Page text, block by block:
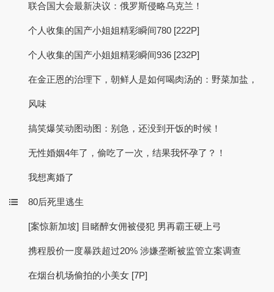
联合国大会最新决议：俄罗斯侵略乌克兰！
个人收集的国产小姐姐精彩瞬间780 [222P]
个人收集的国产小姐姐精彩瞬间936 [232P]
在金正恩的治理下，朝鲜人是如何喝肉汤的：野菜加盐，
风味
搞笑爆笑动图动图：别急，还没到开饭的时候！
无性婚姻4年了，偷吃了一次，结果我怀孕了？！
我想离婚了
80后死里逃生
[案惊新加坡] 目睹醉女佣被侵犯 男再霸王硬上弓
携程股价一度暴跌超过20% 涉嫌垄断被监管立案调查
在烟台机场偷拍的小美女 [7P]